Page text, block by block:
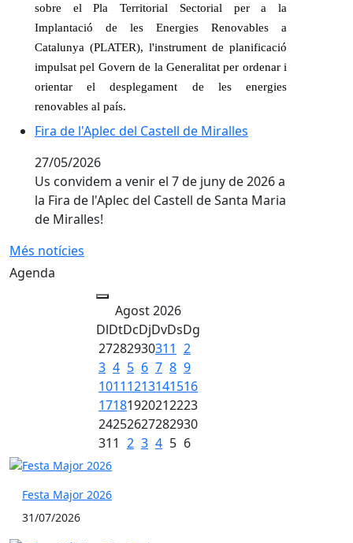
sobre el Pla Territorial Sectorial per a la
Implantació de les Energies Renovables a
Catalunya (PLATER), l'instrument de planificació
impulsat pel Govern de la Generalitat per ordenar i
orientar el desplegament de les energies
renovables al país.
Fira de l'Aplec del Castell de Miralles
Fira de l'Aplec del Castell de Miralles
27/05/2026
Us convidem a venir el 7 de juny de 2026 a
la Fira de l'Aplec del Castell de Santa Maria
de Miralles!
Més notícies
Agenda
Agost 2026
DlDtDcDjDvDsDg
27282930311 2
3 4 5 6 7 8 9
10111213141516
17181920212223
24252627282930
311 2 3 4 5 6
Festa Major 2026
31/07/2026